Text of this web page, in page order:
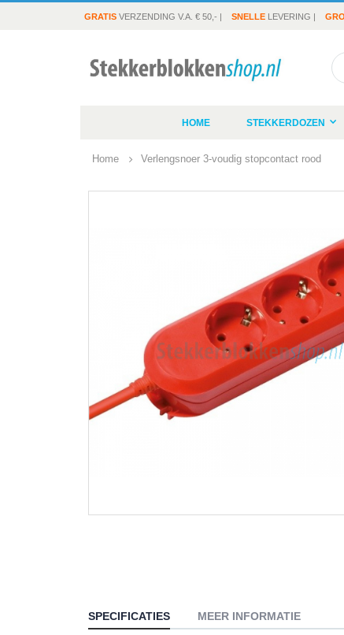
GRATIS VERZENDING V.A. € 50,- | SNELLE LEVERING |
HOME STEKKERDOZEN
Home Verlengsnoer 3-voudig stopcontact rood
afbeeldingen-
gallerij
SPECIFICATIES MEER INFORMATIE